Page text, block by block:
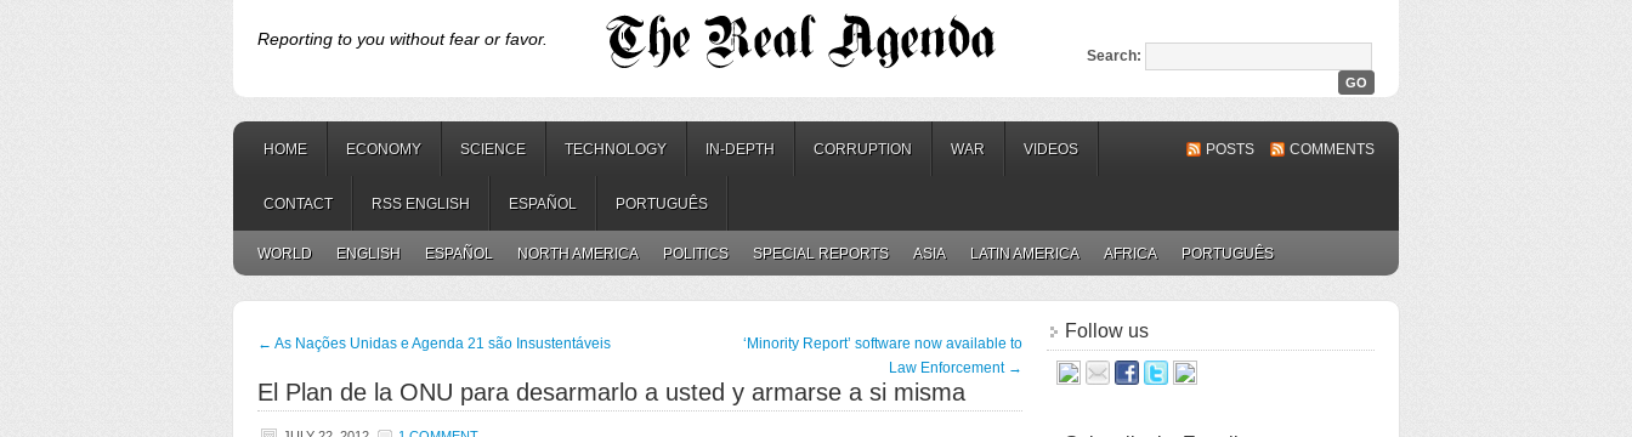
Reporting to you without fear or favor.
Search:
HOME ECONOMY SCIENCE TECHNOLOGY IN-DEPTH CORRUPTION WAR VIDEOS
CONTACT RSS ENGLISH ESPAÑOL PORTUGUÊS
POSTS COMMENTS
WORLD ENGLISH ESPAÑOL NORTH AMERICA POLITICS SPECIAL REPORTS ASIA LATIN AMERICA AFRICA PORTUGUÊS
← As Nações Unidas e Agenda 21 são Insustentáveis
‘Minority Report’ software now available to
Law Enforcement →
El Plan de la ONU para desarmarlo a usted y armarse a si misma
Follow us